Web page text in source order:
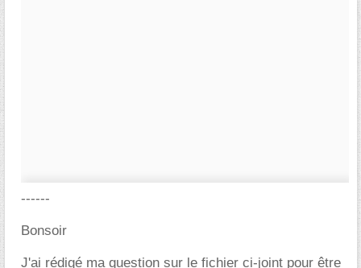
------
Bonsoir
J'ai rédigé ma question sur le fichier ci-joint pour être